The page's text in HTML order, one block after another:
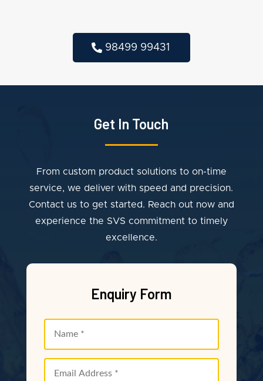
98499 99431
Get In Touch
From custom product solutions to on-time
service, we deliver with speed and precision.
Contact us to get started. Reach out now and
experience the SVS commitment to timely
excellence.
Enquiry Form